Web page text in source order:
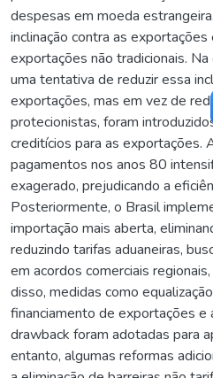
despesas em moeda
inclinação contra as
exportações não tradicionais.
uma tentativa de reduzir essa
exportações, mas em vez de
protecionistas, foram
creditícios para as exportações.
pagamentos nos anos 80
exagerado, prejudicando a
Posteriormente, o Brasil
importação mais aberta,
reduzindo tarifas aduaneiras,
em acordos comerciais
disso, medidas como
financiamento de exportações e
drawback foram adotadas para
entanto, algumas reformas